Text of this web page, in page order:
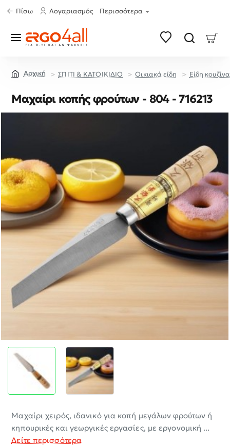
Πίσω Λογαριασμός Περισσότερα
ΣΠΙΤΙ & ΚΑΤΟΙΚΙΔΙΟ Οικιακά είδη Είδη
Μαχαίρι κοπής φρούτων - 804 - 716213
Μαχαίρι χειρός, ιδανικό για κοπή μεγάλων φρούτων ή
κηπουρικές και γεωργικές εργασίες, με εργονομική ...
Δείτε περισσότερα